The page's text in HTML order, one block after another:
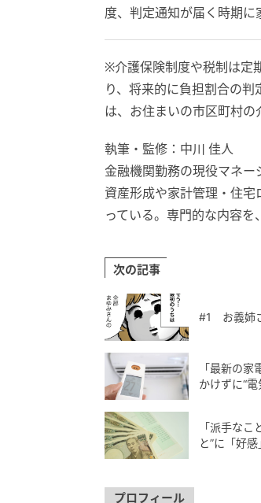
度、判定通知が届く時期に
※介護保険制度や税制は定
り、将来的に負担割合の
は、お住まいの市区町村の
執筆・監修：中川 佳人
金融機関勤務の現役マネー
資産形成や家計管理・住
っている。専門的な内容を
次の記事
#1 お義姉
「最新の
かけずに“
「派手な
と”に「好
プロフィール